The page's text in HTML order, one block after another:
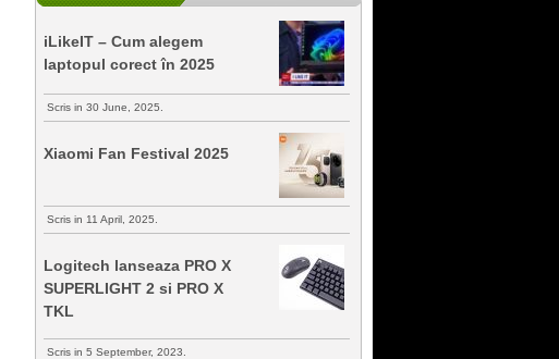
iLikeIT – Cum alegem
laptopul corect în 2025
Scris in 30 June, 2025.
Xiaomi Fan Festival 2025
Scris in 11 April, 2025.
Logitech lanseaza PRO X
SUPERLIGHT 2 si PRO X
TKL
Scris in 5 September, 2023.